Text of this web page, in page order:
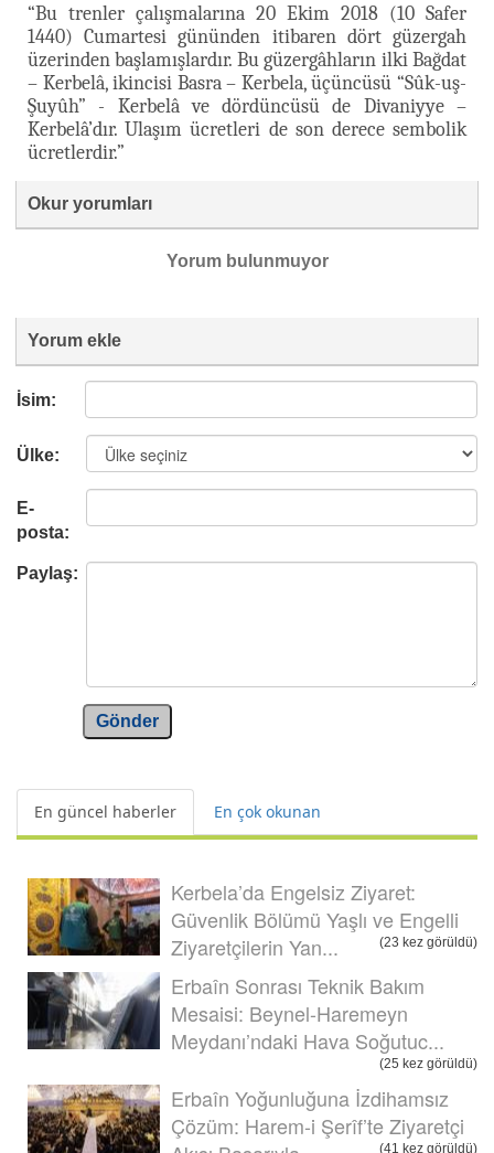
“Bu trenler çalışmalarına 20 Ekim 2018 (10 Safer
1440) Cumartesi gününden itibaren dört güzergah
üzerinden başlamışlardır. Bu güzergâhların ilki Bağdat
– Kerbelâ, ikincisi Basra – Kerbela, üçüncüsü “Sûk-uş-
Şuyûh” - Kerbelâ ve dördüncüsü de Divaniyye –
Kerbelâ’dır. Ulaşım ücretleri de son derece sembolik
ücretlerdir.”
Okur yorumları
Yorum bulunmuyor
Yorum ekle
İsim:
Ülke:
E-
posta:
Paylaş:
Gönder
En güncel haberler En çok okunan
Kerbela’da Engelsiz Ziyaret:
Güvenlik Bölümü Yaşlı ve Engelli
Ziyaretçilerin Yan...
(23 kez görüldü)
Erbaîn Sonrası Teknik Bakım
Mesaisi: Beynel-Haremeyn
Meydanı’ndaki Hava Soğutuc...
(25 kez görüldü)
Erbaîn Yoğunluğuna İzdihamsız
Çözüm: Harem-i Şerîf’te Ziyaretçi
(41 kez görüldü)